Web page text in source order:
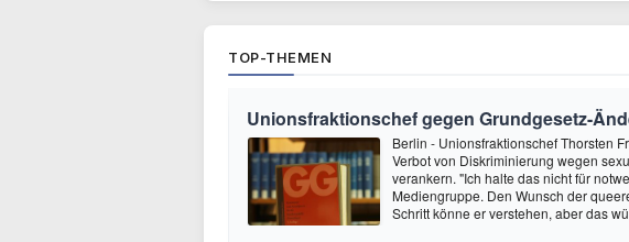
TOP-THEMEN
Unionsfraktionschef gegen Grundgesetz-
Berlin - Unionsfraktionschef Thorsten
Verbot von Diskriminierung wegen
verankern. "Ich halte das nicht für
Mediengruppe. Den Wunsch der
Schritt könne er verstehen, aber das